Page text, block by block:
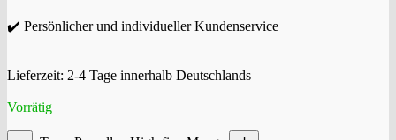
✔️ Persönlicher und individueller Kundenservice
Lieferzeit: 2-4 Tage innerhalb Deutschlands
Vorrätig